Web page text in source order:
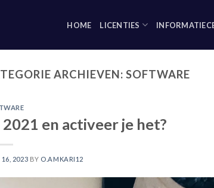
HOME LICENTIES
ARCHIEVEN:SOFTWARE
en activeer je het?
16, 2023 BY O.AMKARI12